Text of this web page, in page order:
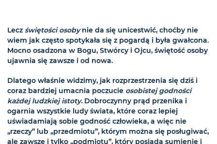
Lecz świętości osobynie da się unicestwić, choćby nie
wiem jak często spotykała się z pogardą i była gwałcona.
Mocno osadzona w Bogu, Stwórcy i Ojcu, świętość osoby
ujawnia się zawsze i od nowa.
Dlatego właśnie widzimy, jak rozprzestrzenia się dziś i
coraz bardziej umacnia poczucie osobistej godności
każdej ludzkiej istoty.Dobroczynny prąd przenika i
ogarnia wszystkie ludy świata, które coraz lepiej
uświadamiają sobie godność człowieka, a więc nie
„rzeczy” lub „przedmiotu”, którym można się posługiwać,
ale zawsze i tylko „podmiotu”, który posiada sumienie i